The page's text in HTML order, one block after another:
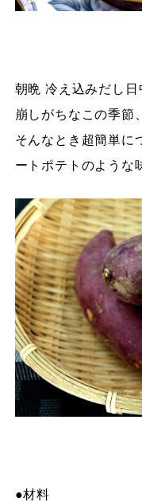
朝晩 冷え込みだし
崩しがちなこの季節
そんなとき超簡単に
ートポテトのような
●材料